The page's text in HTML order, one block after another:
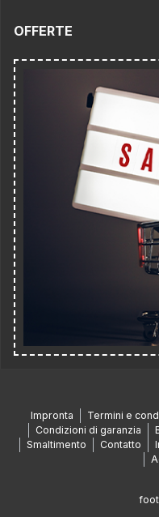
OFFERTE
Impronta Termini e
Condizioni di garanzia
Smaltimento
Contatto